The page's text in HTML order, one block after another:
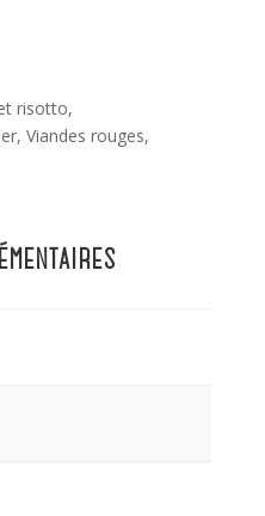
risotto,
Viandes rouges,